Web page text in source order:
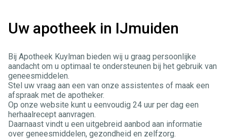
Uw apotheek in IJmuiden
Bij Apotheek Kuylman bieden wij u graag persoonlijke
aandacht om u optimaal te ondersteunen bij het gebruik van
geneesmiddelen.
Stel uw vraag aan een van onze assistentes of maak een
afspraak met de apotheker.
Op onze website kunt u eenvoudig 24 uur per dag een
herhaalrecept aanvragen.
Daarnaast vindt u een uitgebreid aanbod aan informatie
over geneesmiddelen, gezondheid en zelfzorg.